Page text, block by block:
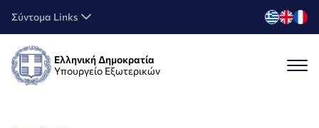
Σύντομα Links
Ελληνική Δημοκρατία
Υπουργείο Εξωτερικών